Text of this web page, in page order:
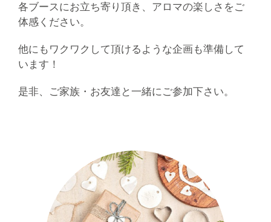
各ブースにお立ち寄り頂き、アロマの楽しさをご
体感ください。
他にもワクワクして頂けるような企画も準備して
います！
是非、ご家族・お友達と一緒にご参加下さい。